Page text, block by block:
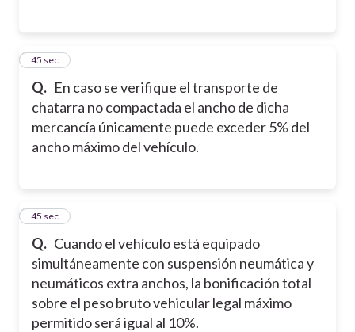
Q. En caso se verifique el transporte de
chatarra no compactada el ancho de dicha
mercancía únicamente puede exceder 5% del
ancho máximo del vehículo.
2
45 sec
Q. Cuando el vehículo está equipado
simultáneamente con suspensión neumática y
neumáticos extra anchos, la bonificación total
sobre el peso bruto vehicular legal máximo
permitido será igual al 10%.
3
45 sec